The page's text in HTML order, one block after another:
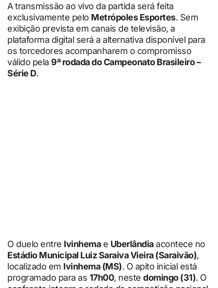
A transmissão ao vivo da partida será feita
exclusivamente pelo Metrópoles Esportes. Sem
exibição prevista em canais de televisão, a
plataforma digital será a alternativa disponível para
os torcedores acompanharem o compromisso
válido pela 9ª rodada do Campeonato Brasileiro –
Série D.
O duelo entre Ivinhemae Uberlândiaacontece no
Estádio Municipal Luiz Saraiva Vieira (Saraivão),
localizado em Ivinhema (MS). O apito inicial está
programado para as 17h00, neste domingo (31). O